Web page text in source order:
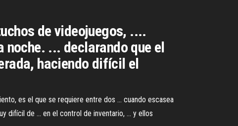
de videojuegos, ....
... declarando que el
haciendo difícil el
es el que se requiere entre dos ... cuando escasea
difícil de ... en el control de inventario, ... y ellos